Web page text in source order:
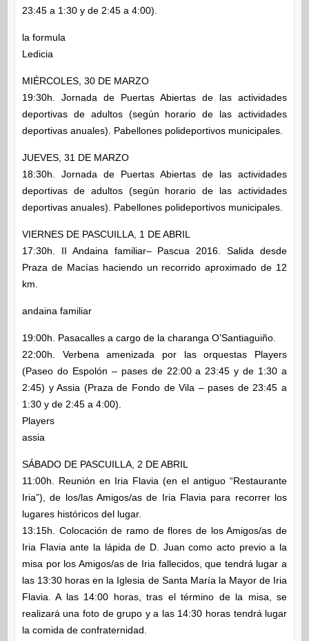
23:45 a 1:30 y de 2:45 a 4:00).
la formula
Ledicia
MIÉRCOLES, 30 DE MARZO
19:30h. Jornada de Puertas Abiertas de las actividades
deportivas de adultos (según horario de las actividades
deportivas anuales). Pabellones polideportivos municipales.
JUEVES, 31 DE MARZO
18:30h. Jornada de Puertas Abiertas de las actividades
deportivas de adultos (según horario de las actividades
deportivas anuales). Pabellones polideportivos municipales.
VIERNES DE PASCUILLA, 1 DE ABRIL
17:30h. II Andaina familiar– Pascua 2016. Salida desde
Praza de Macías haciendo un recorrido aproximado de 12
km.
andaina familiar
19:00h. Pasacalles a cargo de la charanga O’Santiaguiño.
22:00h. Verbena amenizada por las orquestas Players
(Paseo do Espolón – pases de 22:00 a 23:45 y de 1:30 a
2:45) y Assia (Praza de Fondo de Vila – pases de 23:45 a
1:30 y de 2:45 a 4:00).
Players
assia
SÁBADO DE PASCUILLA, 2 DE ABRIL
11:00h. Reunión en Iria Flavia (en el antiguo “Restaurante
Iria”), de los/las Amigos/as de Iria Flavia para recorrer los
lugares históricos del lugar.
13:15h. Colocación de ramo de flores de los Amigos/as de
Iria Flavia ante la lápida de D. Juan como acto previo a la
misa por los Amigos/as de Iria fallecidos, que tendrá lugar a
las 13:30 horas en la Iglesia de Santa María la Mayor de Iria
Flavia. A las 14:00 horas, tras el término de la misa, se
realizará una foto de grupo y a las 14:30 horas tendrá lugar
la comida de confraternidad.